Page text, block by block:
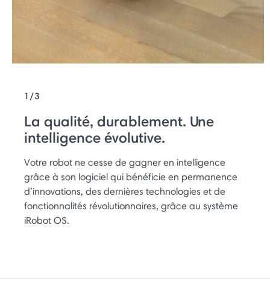
1/3
La qualité, durablement. Une
intelligence évolutive.
Votre robot ne cesse de gagner en intelligence
grâce à son logiciel qui bénéficie en permanence
d’innovations, des dernières technologies et de
fonctionnalités révolutionnaires, grâce au système
iRobot OS.